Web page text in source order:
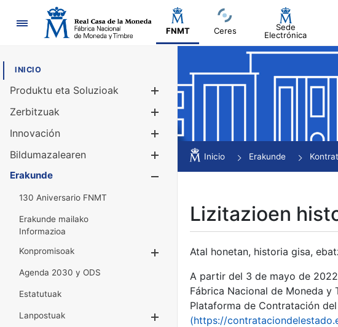
Nabigazioa
FNMT Ceres
Sede
Electrónica
INICIO
Produktu eta Soluzioak
Erakutsi/Ezkutatu
Zerbitzuak
Innovación
Bildumazalearen
Erakutsi/Ezkutatu
Erakunde
130 Aniversario FNMT
Erakunde mailako
Informazioa
Konpromisoak
Erakutsi/Ezkutatu
Agenda 2030 y ODS
Estatutuak
Lanpostuak
Erakutsi/Ezkutatu
Inicio Erakunde
Lizitazioen
Atal honetan, historia gisa,
A partir del 3 de mayo de
Fábrica Nacional de Moneda y
Plataforma de Contratación
(https://